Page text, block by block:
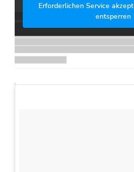
Erforderlichen Service
entsperren